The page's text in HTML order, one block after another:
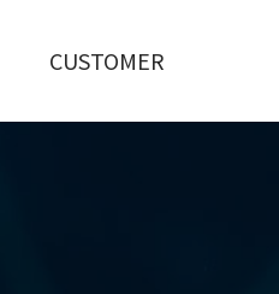
CUSTOMER